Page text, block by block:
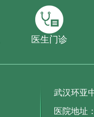
医生门诊
武汉环亚
医院地址